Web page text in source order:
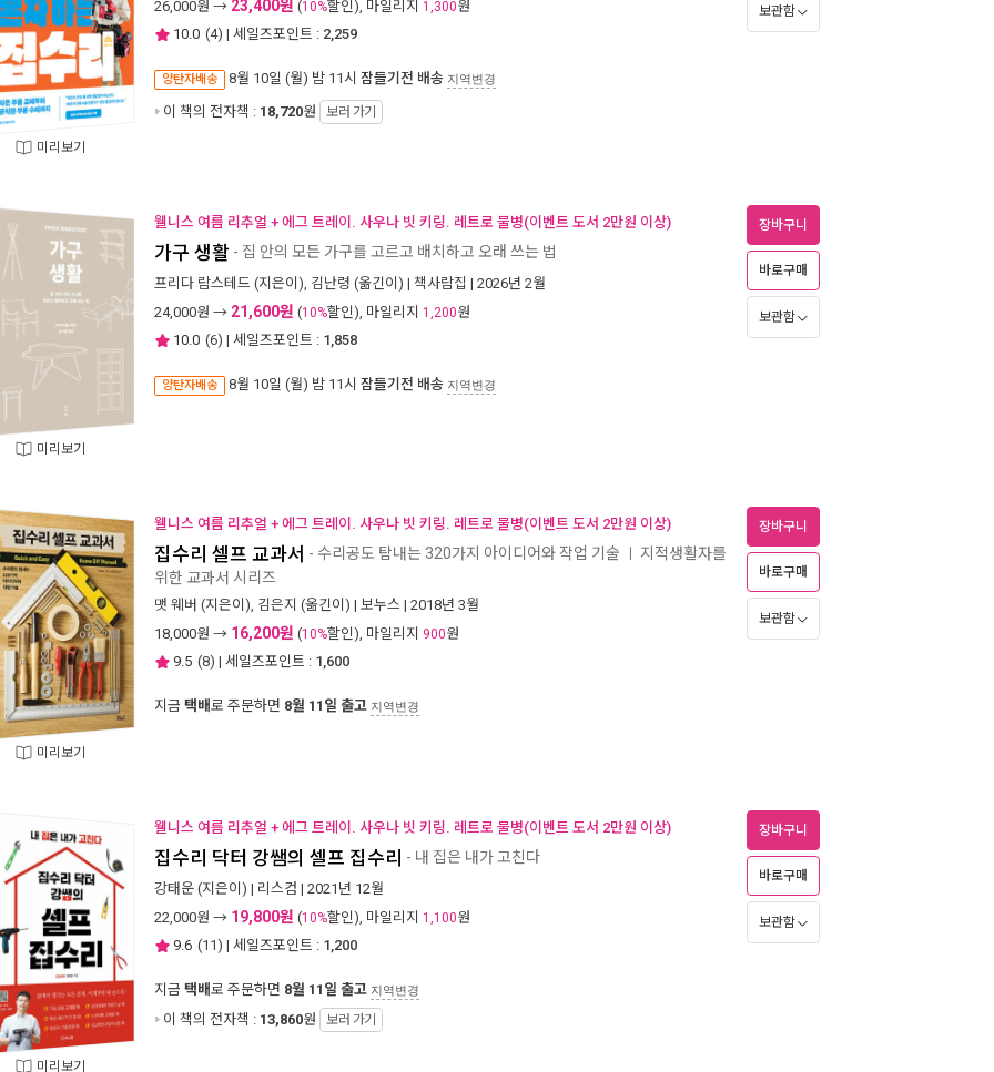
미리보기
26,000원 → 23,400원 (10%할인), 마일리지 1,300원
10.0 (4) | 세일즈포인트 : 2,259
양탄자배송 8월 10일 (월) 밤 11시 잠들기전 배송 지역변경
이 책의 전자책 : 18,720원 보러 가기
보관함
미리보기
웰니스 여름 리추얼 + 에그 트레이. 사우나 빗 키링. 레트로 물병(이벤트 도서 2만원 이상)
가구 생활 - 집 안의 모든 가구를 고르고 배치하고 오래 쓰는 법
프리다 람스테드 (지은이), 김난령 (옮긴이) | 책사람집 | 2026년 2월
24,000원 → 21,600원 (10%할인), 마일리지 1,200원
10.0 (6) | 세일즈포인트 : 1,858
양탄자배송 8월 10일 (월) 밤 11시 잠들기전 배송 지역변경
장바구니
바로구매
보관함
미리보기
웰니스 여름 리추얼 + 에그 트레이. 사우나 빗 키링. 레트로 물병(이벤트 도서 2만원 이상)
집수리 셀프 교과서 - 수리공도 탐내는 320가지 아이디어와 작업 기술 지적생활자를
위한 교과서 시리즈
맷 웨버 (지은이), 김은지 (옮긴이) | 보누스 | 2018년 3월
18,000원 → 16,200원 (10%할인), 마일리지 900원
9.5 (8) | 세일즈포인트 : 1,600
지금 택배로 주문하면 8월 11일 출고 지역변경
장바구니
바로구매
보관함
미리보기
웰니스 여름 리추얼 + 에그 트레이. 사우나 빗 키링. 레트로 물병(이벤트 도서 2만원 이상)
집수리 닥터 강쌤의 셀프 집수리 - 내 집은 내가 고친다
강태운 (지은이) | 리스컴 | 2021년 12월
22,000원 → 19,800원 (10%할인), 마일리지 1,100원
9.6 (11) | 세일즈포인트 : 1,200
지금 택배로 주문하면 8월 11일 출고 지역변경
이 책의 전자책 : 13,860원 보러 가기
장바구니
바로구매
보관함